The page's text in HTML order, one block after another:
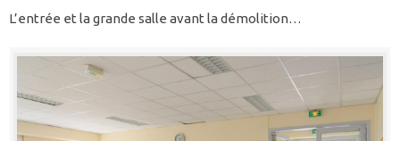
L’entrée et la grande salle avant la démolition…